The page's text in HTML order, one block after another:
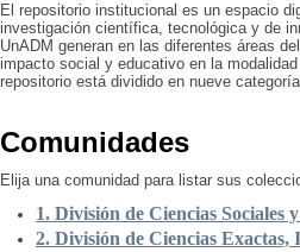
El repositorio institucional es un espacio
investigación científica, tecnológica y de
UnADM generan en las diferentes áreas
impacto social y educativo en la
repositorio está dividido en nueve
Comunidades
Elija una comunidad para listar sus
1. División de Ciencias Sociales
2. División de Ciencias Exactas,